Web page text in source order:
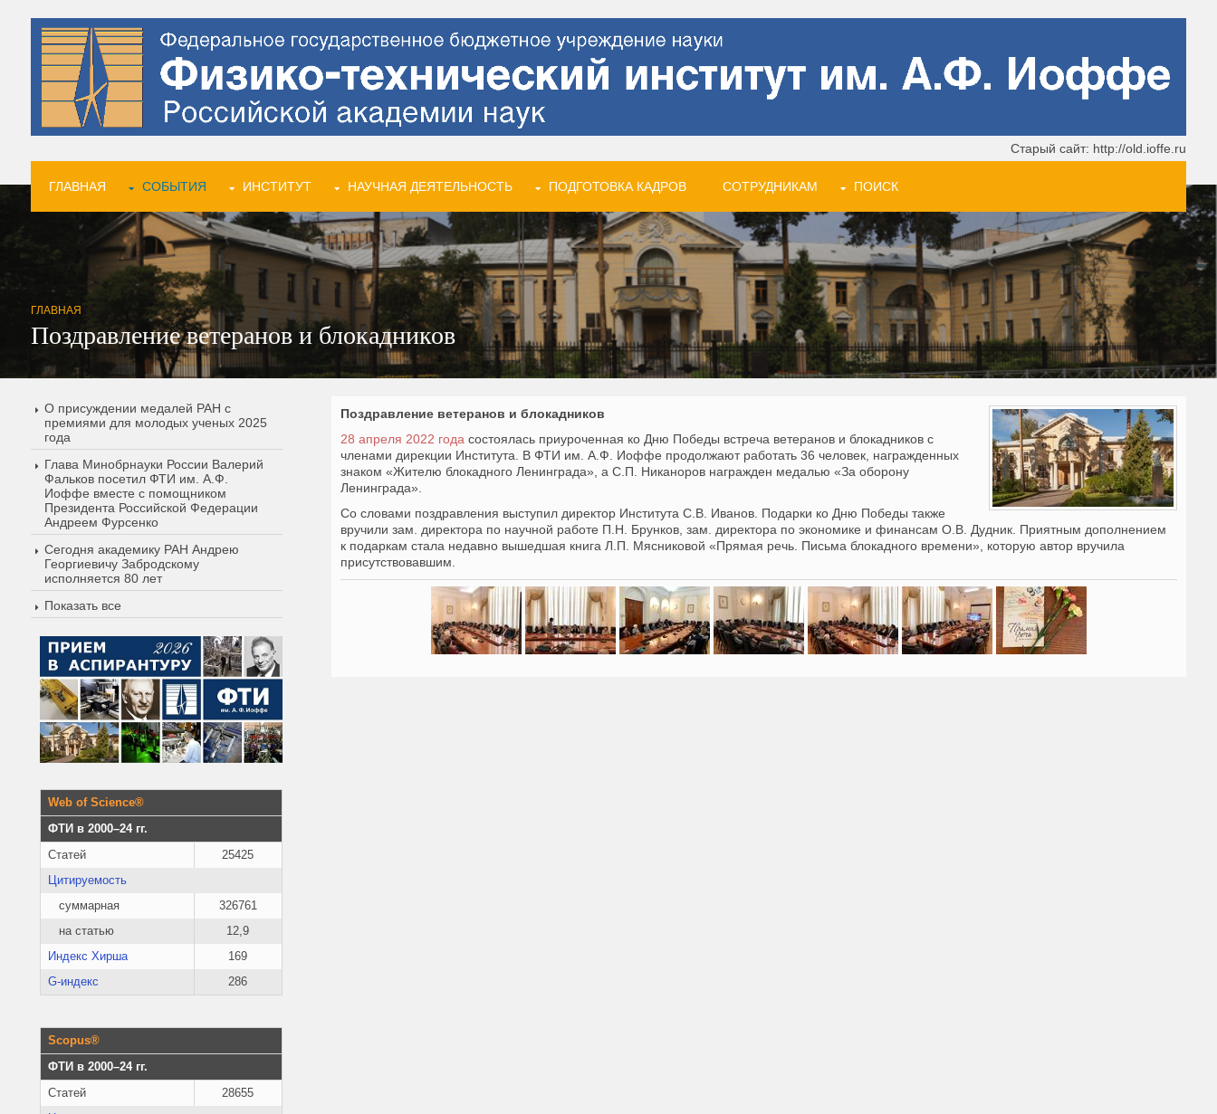
Старый сайт: http://old.ioffe.ru
ГЛАВНАЯ СОБЫТИЯ ИНСТИТУТ НАУЧНАЯ ДЕЯТЕЛЬНОСТЬ ПОДГОТОВКА КАДРОВ СОТРУДНИКАМ ПОИСК
ГЛАВНАЯ
Поздравление ветеранов и блокадников
О присуждении медалей РАН с
премиями для молодых ученых 2025
года
Глава Минобрнауки России Валерий
Фальков посетил ФТИ им. А.Ф.
Иоффе вместе с помощником
Президента Российской Федерации
Андреем Фурсенко
Сегодня академику РАН Андрею
Георгиевичу Забродскому
исполняется 80 лет
Показать все
Web of Science®
ФТИ в 2000–24 гг.
Статей
25425
Цитируемость
суммарная
326761
на статью
12,9
Индекс Хирша
169
G-индекс
286
Scopus®
ФТИ в 2000–24 гг.
Статей
28655
Поздравление ветеранов и блокадников
28 апреля 2022 года состоялась приуроченная ко Дню Победы встреча ветеранов и блокадников с
членами дирекции Института. В ФТИ им. А.Ф. Иоффе продолжают работать 36 человек, награжденных
знаком «Жителю блокадного Ленинграда», а С.П. Никаноров награжден медалью «За оборону
Ленинграда».
Со словами поздравления выступил директор Института С.В. Иванов. Подарки ко Дню Победы также
вручили зам. директора по научной работе П.Н. Брунков, зам. директора по экономике и финансам О.В. Дудник. Приятным дополнением
к подаркам стала недавно вышедшая книга Л.П. Мясниковой «Прямая речь. Письма блокадного времени», которую автор вручила
присутствовавшим.